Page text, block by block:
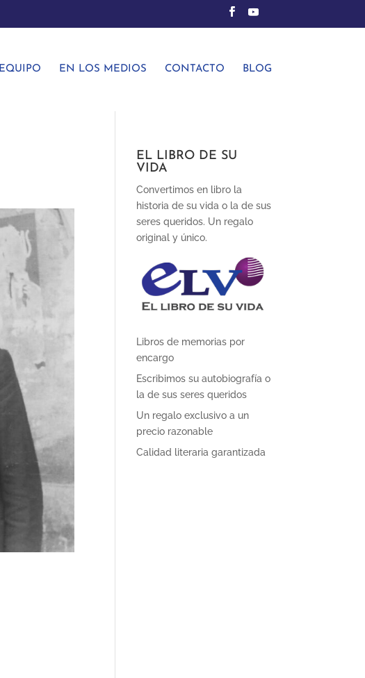
EQUIPO EN LOS MEDIOS CONTACTO BLOG
EL LIBRO DE SU
VIDA
Convertimos en libro la
historia de su vida o la de sus
seres queridos. Un regalo
original y único.
Libros de memorias por
encargo
Escribimos su autobiografía o
la de sus seres queridos
Un regalo exclusivo a un
precio razonable
Calidad literaria garantizada